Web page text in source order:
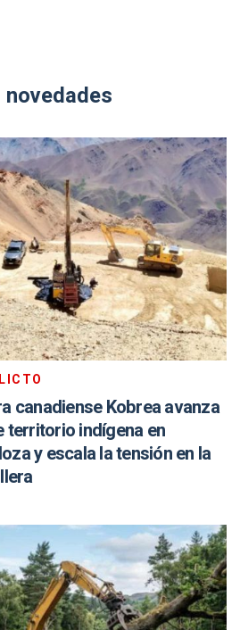
canadiense Kobrea avanza
territorio indígena en
y escala la tensión en la